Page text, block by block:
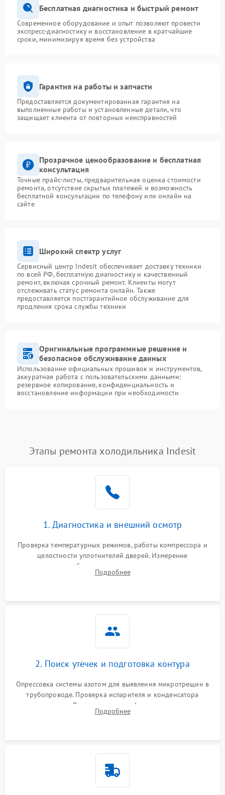
Бесплатная диагностика и быстрый ремонт
Современное оборудование и опыт позволяют провести
экспресс-диагностику и восстановление в кратчайшие
сроки, минимизируя время без устройства
Гарантия на работы и запчасти
Предоставляется документированная гарантия на
выполненные работы и установленные детали, что
защищает клиента от повторных неисправностей
Прозрачное ценообразование и бесплатная
консультация
Точные прайс-листы, предварительная оценка стоимости
ремонта, отсутствие скрытых платежей и возможность
бесплатной консультации по телефону или онлайн на
сайте
Широкий спектр услуг
Сервисный центр Indesit обеспечивает доставку техники
по всей РФ, бесплатную диагностику и качественный
ремонт, включая срочный ремонт. Клиенты могут
отслеживать статус ремонта онлайн. Также
предоставляется постгарантийное обслуживание для
продления срока службы техники
Оригинальные программные решение и
безопасное обслуживание данных
Использование официальных прошивок и инструментов,
аккуратная работа с пользовательскими данными:
резервное копирование, конфиденциальность и
восстановление информации при необходимости
Этапы ремонта холодильника Indesit
1. Диагностика и внешний осмотр
Проверка температурных режимов, работы компрессора и
целостности уплотнителей дверей. Измерение
сопротивления обмоток мотора, проверка термостата и
считывание кодов ошибок с электронного дисплея.
Подробнее
2. Поиск утечек и подготовка контура
Опрессовка системы азотом для выявления микротрещин в
трубопроводе. Проверка испарителя и конденсатора
течеискателем. Демонтаж старого фильтра-осушителя и
продувка капиллярной трубки для устранения засоров.
Подробнее